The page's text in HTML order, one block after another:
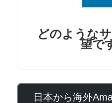
どのような
望で
日本から海外